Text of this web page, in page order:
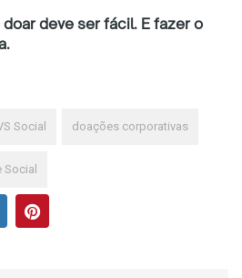
deve ser fácil. E fazer o
Social doações corporativas
Social